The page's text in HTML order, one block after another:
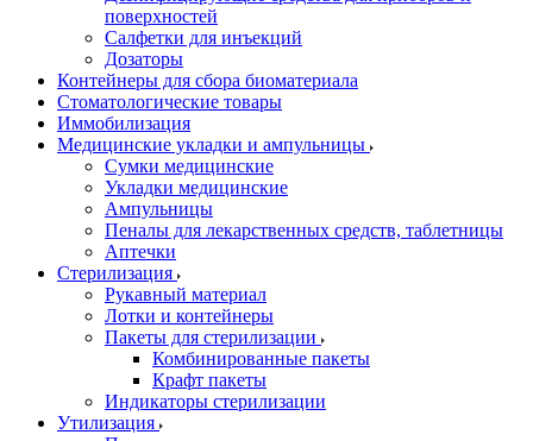
поверхностей
Салфетки для инъекций
Дозаторы
Контейнеры для сбора биоматериала
Стоматологические товары
Иммобилизация
Медицинские укладки и ампульницы
Сумки медицинские
Укладки медицинские
Ампульницы
Пеналы для лекарственных средств, таблетницы
Аптечки
Стерилизация
Рукавный материал
Лотки и контейнеры
Пакеты для стерилизации
Комбинированные пакеты
Крафт пакеты
Индикаторы стерилизации
Утилизация